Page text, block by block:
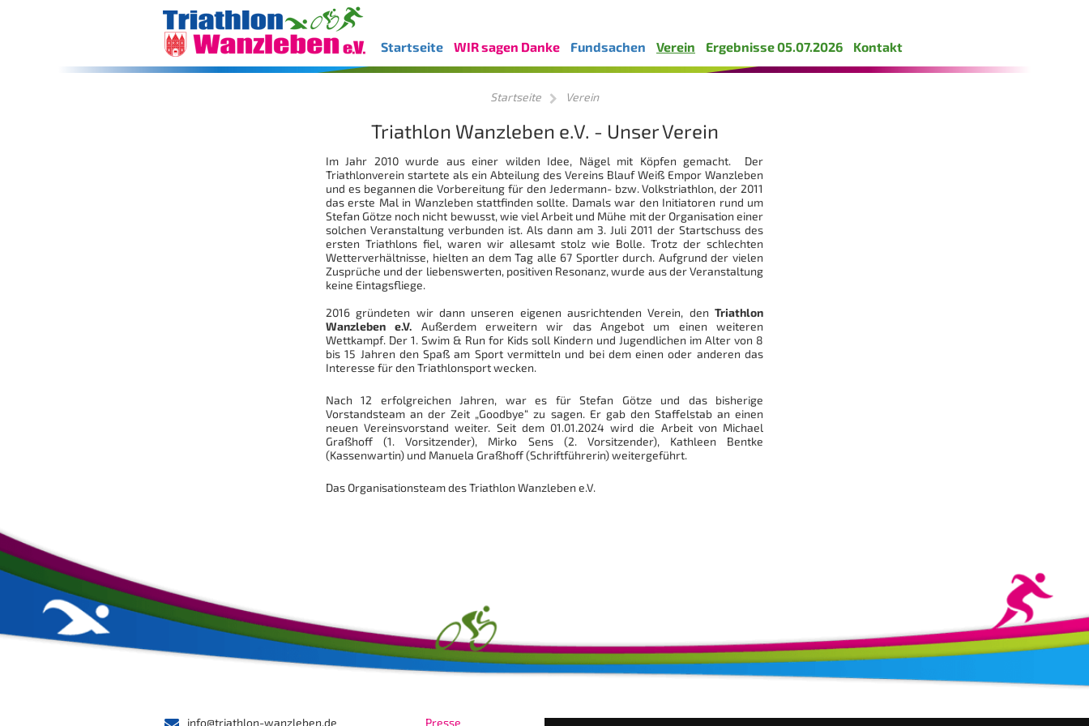
Startseite WIR sagen Danke Fundsachen Verein Ergebnisse 05.07.2026 Kontakt
Startseite Verein
Triathlon Wanzleben e.V. - Unser Verein
Im Jahr 2010 wurde aus einer wilden Idee, Nägel mit Köpfen gemacht. Der
Triathlonverein startete als ein Abteilung des Vereins Blauf Weiß Empor Wanzleben
und es begannen die Vorbereitung für den Jedermann- bzw. Volkstriathlon, der 2011
das erste Mal in Wanzleben stattfinden sollte. Damals war den Initiatoren rund um
Stefan Götze noch nicht bewusst, wie viel Arbeit und Mühe mit der Organisation einer
solchen Veranstaltung verbunden ist. Als dann am 3. Juli 2011 der Startschuss des
ersten Triathlons fiel, waren wir allesamt stolz wie Bolle. Trotz der schlechten
Wetterverhältnisse, hielten an dem Tag alle 67 Sportler durch. Aufgrund der vielen
Zusprüche und der liebenswerten, positiven Resonanz, wurde aus der Veranstaltung
keine Eintagsfliege.
2016 gründeten wir dann unseren eigenen ausrichtenden Verein, den Triathlon
Wanzleben e.V. Außerdem erweitern wir das Angebot um einen weiteren
Wettkampf. Der 1. Swim & Run for Kids soll Kindern und Jugendlichen im Alter von 8
bis 15 Jahren den Spaß am Sport vermitteln und bei dem einen oder anderen das
Interesse für den Triathlonsport wecken.
Nach 12 erfolgreichen Jahren, war es für Stefan Götze und das bisherige
Vorstandsteam an der Zeit „Goodbye“ zu sagen. Er gab den Staffelstab an einen
neuen Vereinsvorstand weiter. Seit dem 01.01.2024 wird die Arbeit von Michael
Graßhoff (1. Vorsitzender), Mirko Sens (2. Vorsitzender), Kathleen Bentke
(Kassenwartin) und Manuela Graßhoff (Schriftführerin) weitergeführt.
Das Organisationsteam des Triathlon Wanzleben e.V.
info@triathlon-wanzleben.de Presse instagram.com/TriathlonWanzleben